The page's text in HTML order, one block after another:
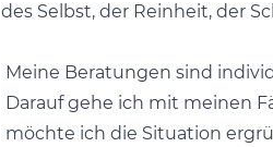
des Selbst, der Reinheit, der
Meine Beratungen sind
Darauf gehe ich mit meinen
möchte ich die Situation